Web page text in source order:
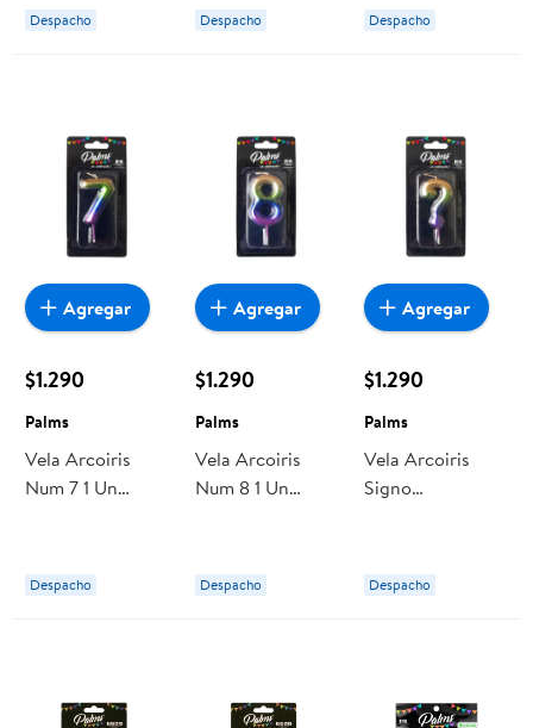
Despacho Despacho Despacho
$1.290
Palms
Vela Arcoiris
Num 7 1 Un
Despacho
Agregar
$1.290
Palms
Vela Arcoiris
Num 8 1 Un
Despacho
Agregar
$1.290
Palms
Vela Arcoiris
Signo
Despacho
Agregar